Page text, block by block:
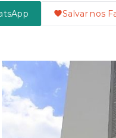
Salvar nos